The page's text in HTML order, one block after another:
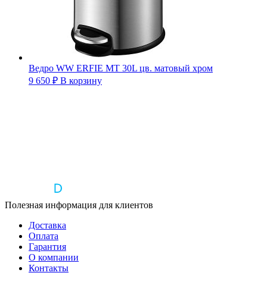
Ведро WW ERFIE MT 30L цв. матовый хром
9 650 ₽ В корзину
Полезная информация для клиентов
Доставка
Оплата
Гарантия
О компании
Контакты